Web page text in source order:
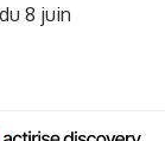
8 juin